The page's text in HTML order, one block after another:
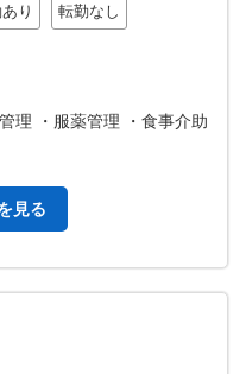
り 転勤なし
理 ・服薬管理 ・食事介助
見る